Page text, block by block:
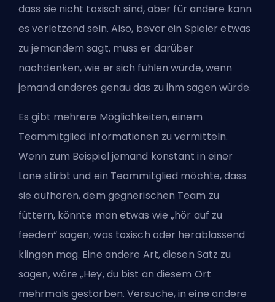
dass sie nicht toxisch sind, aber für andere kann
es verletzend sein. Also, bevor ein Spieler etwas
zu jemandem sagt, muss er darüber
nachdenken, wie er sich fühlen würde, wenn
jemand anderes genau das zu ihm sagen würde.
Es gibt mehrere Möglichkeiten, einem
Teammitglied Informationen zu vermitteln.
Wenn zum Beispiel jemand konstant in einer
Lane stirbt und ein Teammitglied möchte, dass
sie aufhören, dem gegnerischen Team zu
füttern, könnte man etwas wie „hör auf zu
feeden“ sagen, was toxisch oder herablassend
klingen mag. Eine andere Art, diesen Satz zu
sagen, wäre „Hey, du bist an diesem Ort
mehrmals gestorben. Versuche, in eine andere